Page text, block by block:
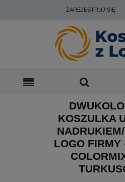
ZAREJESTRUJ SIĘ
KOSZULKA
LOGO FIRMY